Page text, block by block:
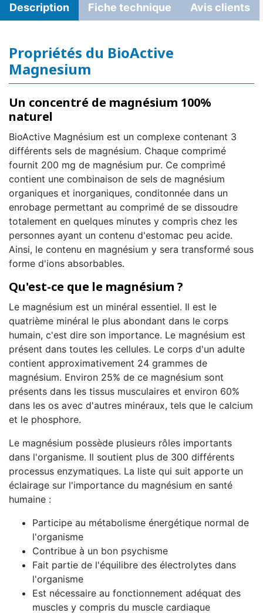
Description Fiche technique Avis clients
Propriétés du BioActive
Magnesium
Un concentré de magnésium 100%
naturel
BioActive Magnésium est un complexe contenant 3
différents sels de magnésium. Chaque comprimé
fournit 200 mg de magnésium pur. Ce comprimé
contient une combinaison de sels de magnésium
organiques et inorganiques, conditonnée dans un
enrobage permettant au comprimé de se dissoudre
totalement en quelques minutes y compris chez les
personnes ayant un contenu d'estomac peu acide.
Ainsi, le contenu en magnésium y sera transformé sous
forme d'ions absorbables.
Qu'est-ce que le magnésium ?
Le magnésium est un minéral essentiel. Il est le
quatrième minéral le plus abondant dans le corps
humain, c'est dire son importance. Le magnésium est
présent dans toutes les cellules. Le corps d'un adulte
contient approximativement 24 grammes de
magnésium. Environ 25% de ce magnésium sont
présents dans les tissus musculaires et environ 60%
dans les os avec d'autres minéraux, tels que le calcium
et le phosphore.
Le magnésium possède plusieurs rôles importants
dans l'organisme. Il soutient plus de 300 différents
processus enzymatiques. La liste qui suit apporte un
éclairage sur l'importance du magnésium en santé
humaine :
Participe au métabolisme énergétique normal de
l'organisme
Contribue à un bon psychisme
Fait partie de l'équilibre des électrolytes dans
l'organisme
Est nécessaire au fonctionnement adéquat des
muscles y compris du muscle cardiaque